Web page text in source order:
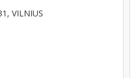
VILNIUS